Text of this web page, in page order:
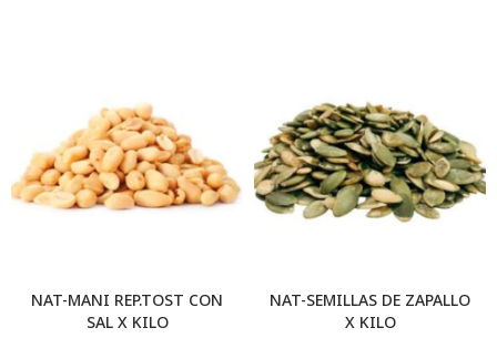
NAT-MANI REP.TOST CON
SAL X KILO
NAT-SEMILLAS DE ZAPALLO
X KILO